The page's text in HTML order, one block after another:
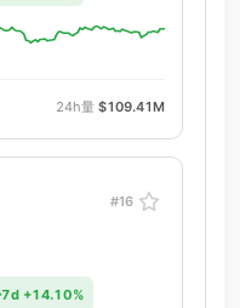
24h量 $109.41M
#16
7d +14.10%